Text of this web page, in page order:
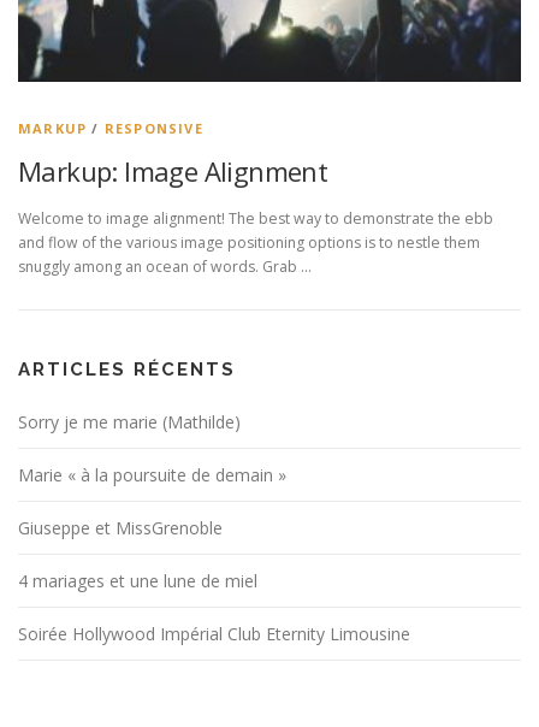
MARKUP / RESPONSIVE
Markup: Image Alignment
Welcome to image alignment! The best way to demonstrate the ebb
and flow of the various image positioning options is to nestle them
snuggly among an ocean of words. Grab …
ARTICLES RÉCENTS
Sorry je me marie (Mathilde)
Marie « à la poursuite de demain »
Giuseppe et MissGrenoble
4 mariages et une lune de miel
Soirée Hollywood Impérial Club Eternity Limousine